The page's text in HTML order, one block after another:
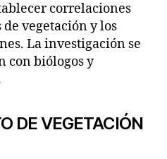
correlaciones
vegetación y los
La investigación se
con biólogos y
DE VEGETACIÓN